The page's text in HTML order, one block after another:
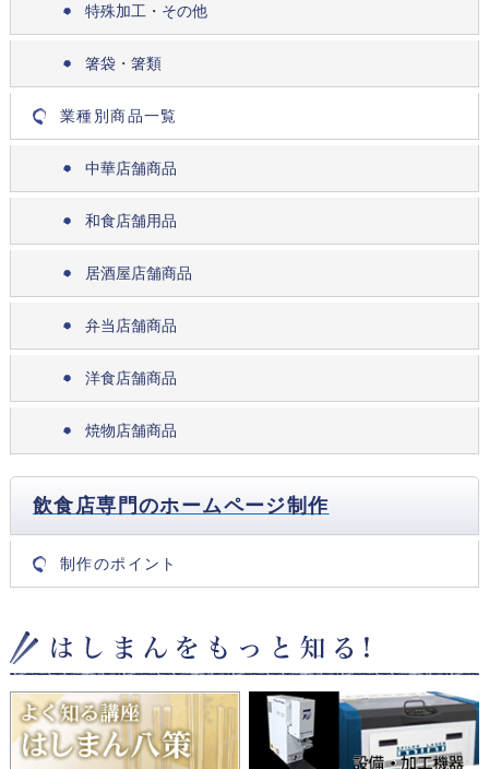
特殊加工・その他
箸袋・箸類
業種別商品一覧
中華店舗商品
和食店舗用品
居酒屋店舗商品
弁当店舗商品
洋食店舗商品
焼物店舗商品
飲食店専門のホームページ制作
制作のポイント